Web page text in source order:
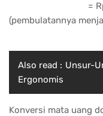
=
(pembulatannya
Also read : Unsur-
Ergonomis
Konversi mata uang